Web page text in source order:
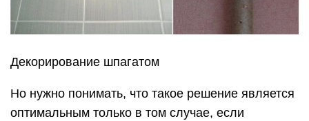
Декорирование шпагатом
Но нужно понимать, что такое решение является
оптимальным только в том случае, если